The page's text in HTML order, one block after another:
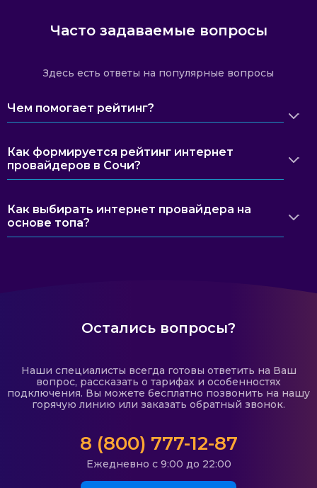
Часто задаваемые вопросы
Здесь есть ответы на популярные вопросы
Чем помогает рейтинг?
Как формируется рейтинг интернет
провайдеров в Сочи?
Как выбирать интернет провайдера на
основе топа?
Остались вопросы?
Наши специалисты всегда готовы ответить на Ваш
вопрос, рассказать о тарифах и особенностях
подключения. Вы можете бесплатно позвонить на нашу
горячую линию или заказать обратный звонок.
8 (800) 777-12-87
Ежедневно с 9:00 до 22:00